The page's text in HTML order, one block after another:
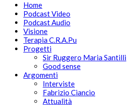
Home
Podcast Video
Podcast Audio
Visione
Terapia C.R.A.Pu
Progetti
Sir Ruggero Maria Santilli
Good sense
Argomenti
Interviste
Fabrizio Ciancio
Attualità